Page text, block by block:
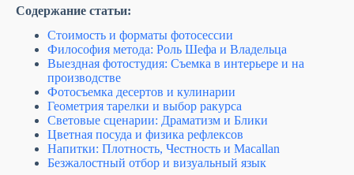
Содержание статьи:
Стоимость и форматы фотосессии
Философия метода: Роль Шефа и Владельца
Выездная фотостудия: Съемка в интерьере и на
производстве
Фотосъемка десертов и кулинарии
Геометрия тарелки и выбор ракурса
Световые сценарии: Драматизм и Блики
Цветная посуда и физика рефлексов
Напитки: Плотность, Честность и Macallan
Безжалостный отбор и визуальный язык